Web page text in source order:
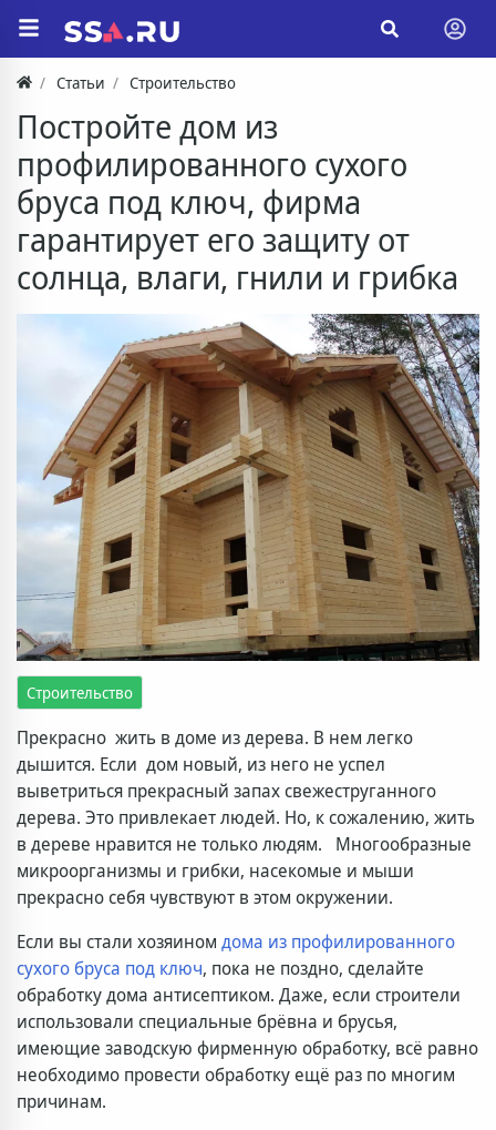
Статьи Строительство
Постройте дом из
профилированного сухого
бруса под ключ, фирма
гарантирует его защиту от
солнца, влаги, гнили и грибка
Строительство
Прекрасно жить в доме из дерева. В нем легко
дышится. Если дом новый, из него не успел
выветриться прекрасный запах свежеструганного
дерева. Это привлекает людей. Но, к сожалению, жить
в дереве нравится не только людям. Многообразные
микроорганизмы и грибки, насекомые и мыши
прекрасно себя чувствуют в этом окружении.
Если вы стали хозяином дома из профилированного
сухого бруса под ключ, пока не поздно, сделайте
обработку дома антисептиком. Даже, если строители
использовали специальные брёвна и брусья,
имеющие заводскую фирменную обработку, всё равно
необходимо провести обработку ещё раз по многим
причинам.